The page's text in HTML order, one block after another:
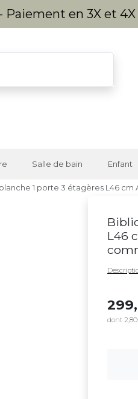
- Paiement en 3X et
Salle de bain Enfant
1 porte 3 étagères L46 cm
L46
dont